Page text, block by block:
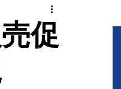
促